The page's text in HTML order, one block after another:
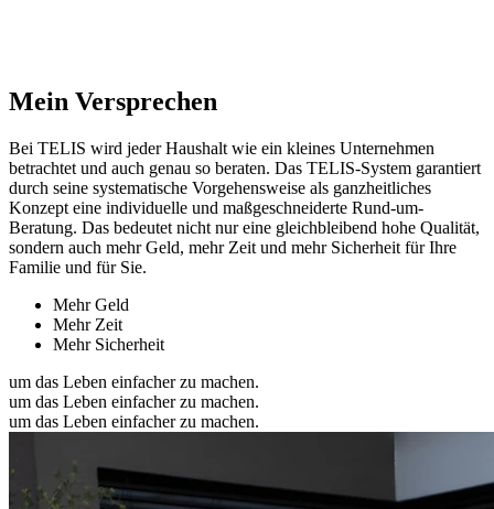
Mein Versprechen
Bei TELIS wird jeder Haushalt wie ein kleines Unternehmen
betrachtet und auch genau so beraten. Das TELIS-System garantiert
durch seine systematische Vorgehensweise als ganzheitliches
Konzept eine individuelle und maßgeschneiderte Rund-um-
Beratung. Das bedeutet nicht nur eine gleichbleibend hohe Qualität,
sondern auch mehr Geld, mehr Zeit und mehr Sicherheit für Ihre
Familie und für Sie.
Mehr Geld
Mehr Zeit
Mehr Sicherheit
um das Leben einfacher zu machen.
um das Leben einfacher zu machen.
um das Leben einfacher zu machen.